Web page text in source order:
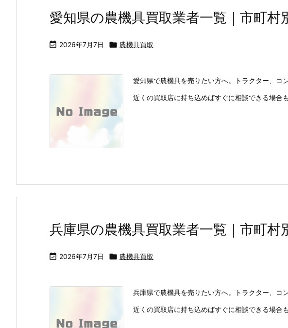
愛知県の農機具買取業者一覧｜市町
 2026年7月7日  農機具買取
愛知県で農機具を売りたい方へ。トラクター、コ
近くの買取店に持ち込めばすぐに相談できる場合
兵庫県の農機具買取業者一覧｜市町村
 2026年7月7日  農機具買取
兵庫県で農機具を売りたい方へ。トラクター、コ
近くの買取店に持ち込めばすぐに相談できる場合